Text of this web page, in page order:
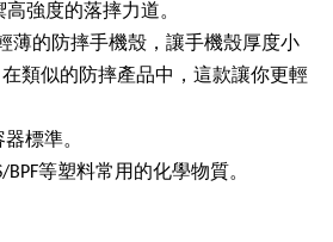
強度的落摔力道。
薄的防摔手機殼，讓手機殼厚度小
類似的防摔產品中，這款讓你更輕
標準。
等塑料常用的化學物質。